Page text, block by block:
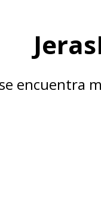
encuentra